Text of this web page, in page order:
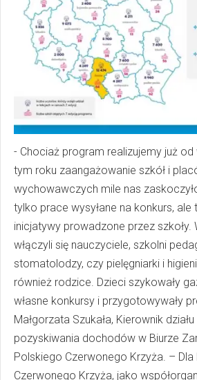
- Chociaż program realizujemy już
tym roku zaangażowanie szkół i
wychowawczych mile nas
tylko prace wysyłane na konkurs, ale
inicjatywy prowadzone przez szkoły.
włączyli się nauczyciele, szkolni
stomatolodzy, czy pielęgniarki i
również rodzice. Dzieci szykowały
własne konkursy i przygotowywały
Małgorzata Szukała, Kierownik
pozyskiwania dochodów w Biurze
Polskiego Czerwonego Krzyża. –
Czerwonego Krzyża, jako